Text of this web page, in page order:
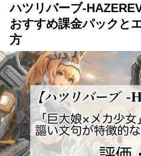
ハツリバーブ-
おすすめ課金パックと
方